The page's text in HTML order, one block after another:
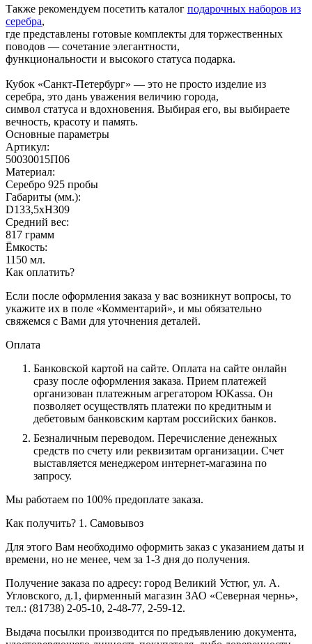
Также рекомендуем посетить каталог подарочных наборов из
серебра,
где представлены готовые комплекты для торжественных
поводов — сочетание элегантности,
функциональности и высокого статуса подарка.
Кубок «Санкт-Петербург» — это не просто изделие из
серебра, это дань уважения величию города,
символ статуса и вдохновения. Выбирая его, вы выбираете
вечность, красоту и память.
Основные параметры
Артикул:
50030015П06
Материал:
Серебро 925 пробы
Габариты (мм.):
D133,5хH309
Средний вес:
817 грамм
Ёмкость:
1150 мл.
Как оплатить?
Если после оформления заказа у вас возникнут вопросы, то
укажите их в поле «Комментарий», и мы обязательно
свяжемся с Вами для уточнения деталей.
Оплата
Банковской картой на сайте. Оплата на сайте онлайн
сразу после оформления заказа. Прием платежей
организован платежным агрегатором ЮKassa. Он
позволяет осуществлять платежи по кредитным и
дебетовым банковским картам российских банков.
Безналичным переводом. Перечисление денежных
средств по счету или реквизитам организации. Счет
выставляется менеджером интернет-магазина по
запросу.
Мы работаем по 100% предоплате заказа.
Как получить? 1. Самовывоз
Для этого Вам необходимо оформить заказ с указанием даты и
времени, но не менее, чем за 1-3 дня до получения.
Получение заказа по адресу: город Великий Устюг, ул. А.
Угловского, д.1, фирменный магазин ЗАО «Северная чернь»,
тел.: (81738) 2-05-10, 2-48-77, 2-59-12.
Выдача посылки производится по предъявлению документа,